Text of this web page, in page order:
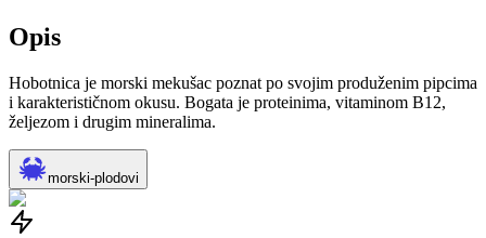
Opis
Hobotnica je morski mekušac poznat po svojim produženim pipcima
i karakterističnom okusu. Bogata je proteinima, vitaminom B12,
željezom i drugim mineralima.
morski-plodovi